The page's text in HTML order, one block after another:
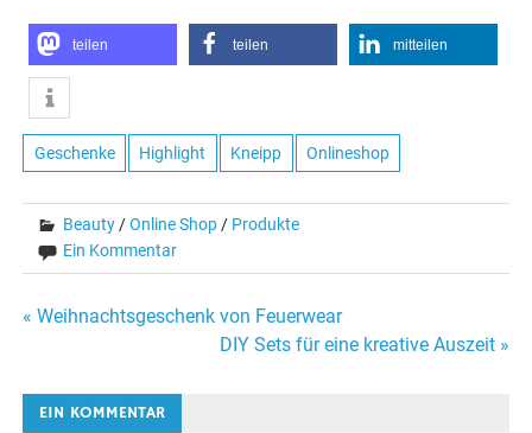
teilen teilen mitteilen
Geschenke Highlight Kneipp Onlineshop
Beauty /Online Shop / Produkte
Ein Kommentar
Beitragsnavigation
« Weihnachtsgeschenk von Feuerwear
DIY Sets für eine kreative Auszeit »
EIN KOMMENTAR